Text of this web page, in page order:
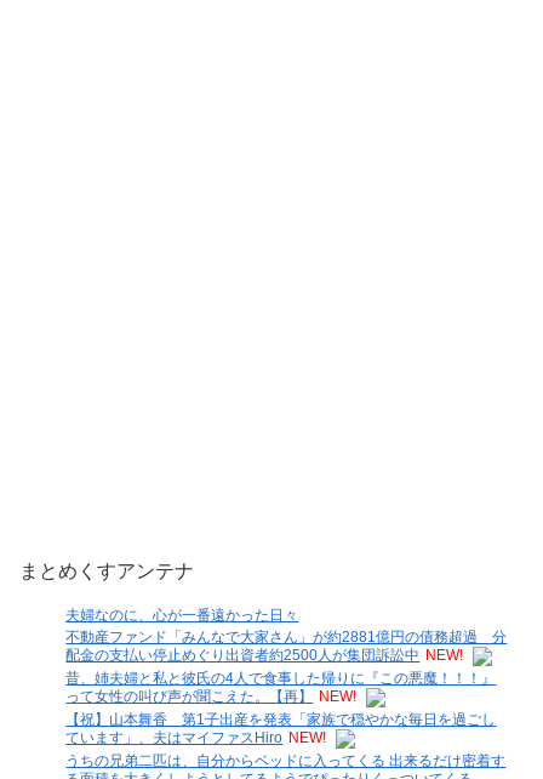
まとめくすアンテナ
夫婦なのに、心が一番遠かった日々
不動産ファンド「みんなで大家さん」が約2881億円の債務超過 分
配金の支払い停止めぐり出資者約2500人が集団訴訟中 NEW!
昔、姉夫婦と私と彼氏の4人で食事した帰りに『この悪魔！！！』
って女性の叫び声が聞こえた。【再】
NEW!
【祝】山本舞香 第1子出産を発表「家族で穏やかな毎日を過ごし
ています」、夫はマイファスHiro NEW!
うちの兄弟二匹は、自分からベッドに入ってくる 出来るだけ密着す